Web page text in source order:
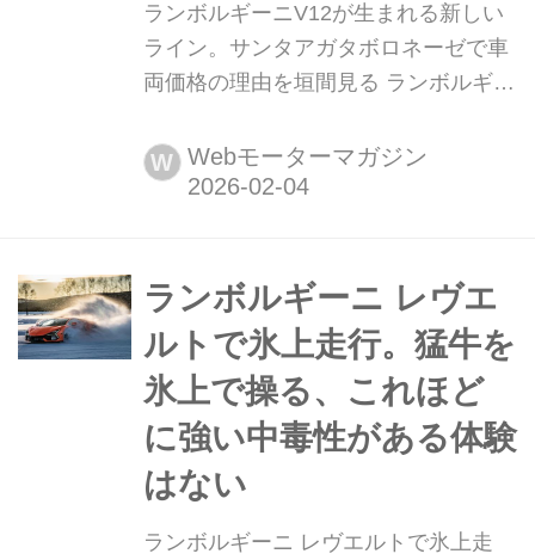
ランボルギーニV12が生まれる新しい
ライン。サンタアガタボロネーゼで車
両価格の理由を垣間見る ランボルギー
あるファクトリーで、レヴエルト、そ
してテメラリオといったスーパースポ
(2025年2月号より/文:島下泰久)
W Webモーターマガジン
ランボルギーニ レヴエ
ルトで氷上走行。猛牛を
氷上で操る、これほど
に強い中毒性がある体験
はない
ランボルギーニ レヴエルトで氷上走